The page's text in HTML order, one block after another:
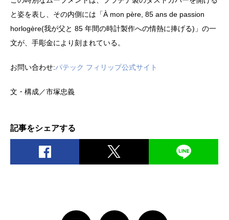
と姿を表し、その内側には「À mon père, 85 ans de passion
horlogère(我が父と 85 年間の時計製作への情熱に捧げる)」の一
文が、手彫金により刻まれている。
お問い合わせ:パテック フィリップ公式サイト
文・構成／市塚忠義
記事をシェアする